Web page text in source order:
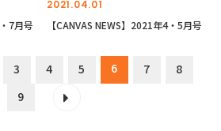
7月号
2021.04.01
【CANVAS NEWS】2021年4・5月号
3 4 5 6 7
8
9